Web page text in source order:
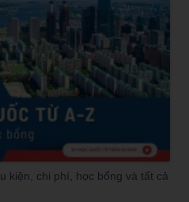
kiện, chi phí, học bổng và tất cả